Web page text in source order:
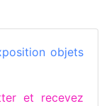
objets
et recevez